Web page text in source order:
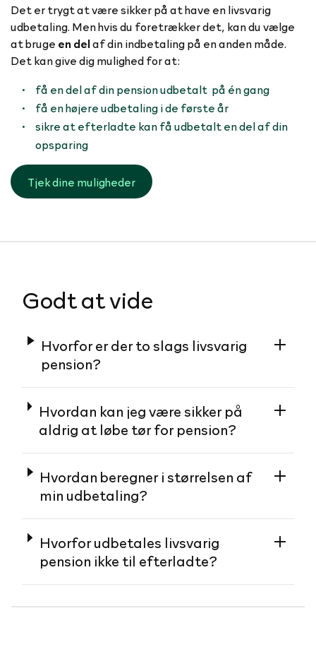
Det er trygt at være sikker på at have en livsvarig
udbetaling. Men hvis du foretrækker det, kan du vælge
at bruge en delaf din indbetaling på en anden måde.
Det kan give dig mulighed for at:
få en del af din pension udbetalt på én gang
få en højere udbetaling i de første år
sikre at efterladte kan få udbetalt en del af din
opsparing
Tjek dine muligheder
Godt at vide
Hvorfor er der to slags livsvarig
pension?
Hvordan kan jeg være sikker på
aldrig at løbe tør for pension?
Hvordan beregner i størrelsen af
min udbetaling?
Hvorfor udbetales livsvarig
pension ikke til efterladte?